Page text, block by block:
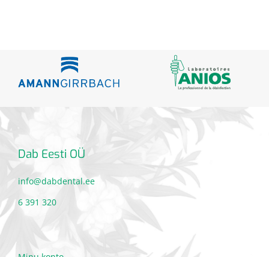
Dab Eesti OÜ
info@dabdental.ee
6 391 320